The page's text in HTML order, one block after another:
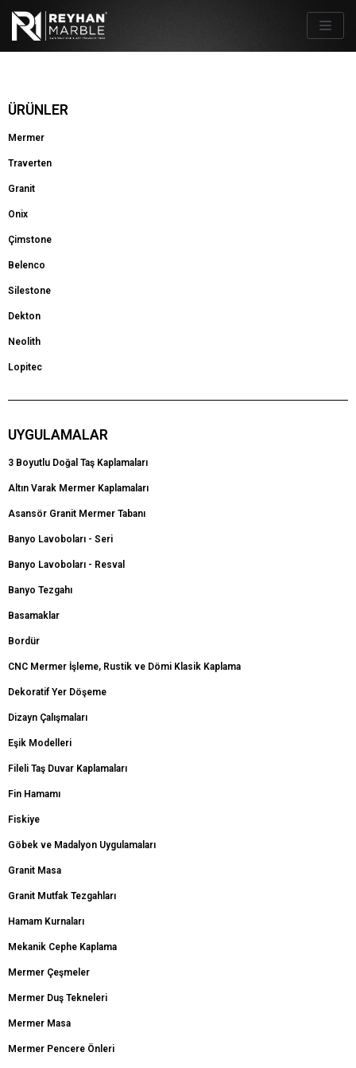
İçeriğe
geç
ÜRÜNLER
Mermer
Traverten
Granit
Onix
Çimstone
Belenco
Silestone
Dekton
Neolith
Lopitec
UYGULAMALAR
3 Boyutlu Doğal Taş Kaplamaları
Altın Varak Mermer Kaplamaları
Asansör Granit Mermer Tabanı
Banyo Lavoboları - Seri
Banyo Lavoboları - Resval
Banyo Tezgahı
Basamaklar
Bordür
CNC Mermer İşleme, Rustik ve Dömi Klasik Kaplama
Dekoratif Yer Döşeme
Dizayn Çalışmaları
Eşik Modelleri
Fileli Taş Duvar Kaplamaları
Fin Hamamı
Fiskiye
Göbek ve Madalyon Uygulamaları
Granit Masa
Granit Mutfak Tezgahları
Hamam Kurnaları
Mekanik Cephe Kaplama
Mermer Çeşmeler
Mermer Duş Tekneleri
Mermer Masa
Mermer Pencere Önleri